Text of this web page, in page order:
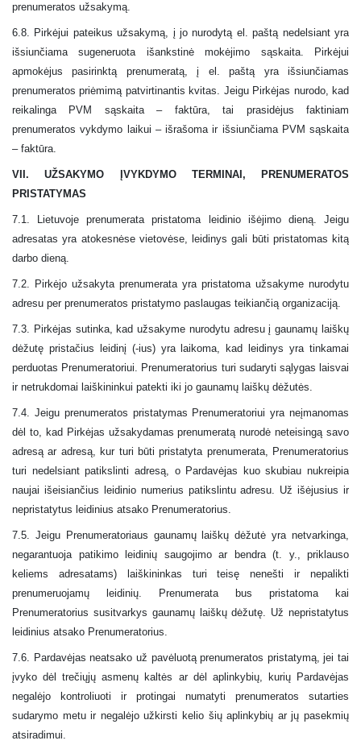
prenumeratos užsakymą.
6.8. Pirkėjui pateikus užsakymą, į jo nurodytą el. paštą nedelsiant yra
išsiunčiama sugeneruota išankstinė mokėjimo sąskaita. Pirkėjui
apmokėjus pasirinktą prenumeratą, į el. paštą yra išsiunčiamas
prenumeratos priėmimą patvirtinantis kvitas. Jeigu Pirkėjas nurodo, kad
reikalinga PVM sąskaita – faktūra, tai prasidėjus faktiniam
prenumeratos vykdymo laikui – išrašoma ir išsiunčiama PVM sąskaita
– faktūra.
VII. UŽSAKYMO ĮVYKDYMO TERMINAI, PRENUMERATOS
PRISTATYMAS
7.1. Lietuvoje prenumerata pristatoma leidinio išėjimo dieną. Jeigu
adresatas yra atokesnėse vietovėse, leidinys gali būti pristatomas kitą
darbo dieną.
7.2. Pirkėjo užsakyta prenumerata yra pristatoma užsakyme nurodytu
adresu per prenumeratos pristatymo paslaugas teikiančią organizaciją.
7.3. Pirkėjas sutinka, kad užsakyme nurodytu adresu į gaunamų laiškų
dėžutę pristačius leidinį (-ius) yra laikoma, kad leidinys yra tinkamai
perduotas Prenumeratoriui. Prenumeratorius turi sudaryti sąlygas laisvai
ir netrukdomai laiškininkui patekti iki jo gaunamų laiškų dėžutės.
7.4. Jeigu prenumeratos pristatymas Prenumeratoriui yra neįmanomas
dėl to, kad Pirkėjas užsakydamas prenumeratą nurodė neteisingą savo
adresą ar adresą, kur turi būti pristatyta prenumerata, Prenumeratorius
turi nedelsiant patikslinti adresą, o Pardavėjas kuo skubiau nukreipia
naujai išeisiančius leidinio numerius patikslintu adresu. Už išėjusius ir
nepristatytus leidinius atsako Prenumeratorius.
7.5. Jeigu Prenumeratoriaus gaunamų laiškų dėžutė yra netvarkinga,
negarantuoja patikimo leidinių saugojimo ar bendra (t. y., priklauso
keliems adresatams) laiškininkas turi teisę nenešti ir nepalikti
prenumeruojamų leidinių. Prenumerata bus pristatoma kai
Prenumeratorius susitvarkys gaunamų laiškų dėžutę. Už nepristatytus
leidinius atsako Prenumeratorius.
7.6. Pardavėjas neatsako už pavėluotą prenumeratos pristatymą, jei tai
įvyko dėl trečiųjų asmenų kaltės ar dėl aplinkybių, kurių Pardavėjas
negalėjo kontroliuoti ir protingai numatyti prenumeratos sutarties
sudarymo metu ir negalėjo užkirsti kelio šių aplinkybių ar jų pasekmių
atsiradimui.